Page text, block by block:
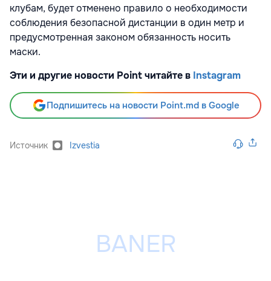
клубам, будет отменено правило о необходимости
соблюдения безопасной дистанции в один метр и
предусмотренная законом обязанность носить
маски.
Эти и другие новости Point читайте в Instagram
Подпишитесь на новости Point.md в Google
Источник Izvestia